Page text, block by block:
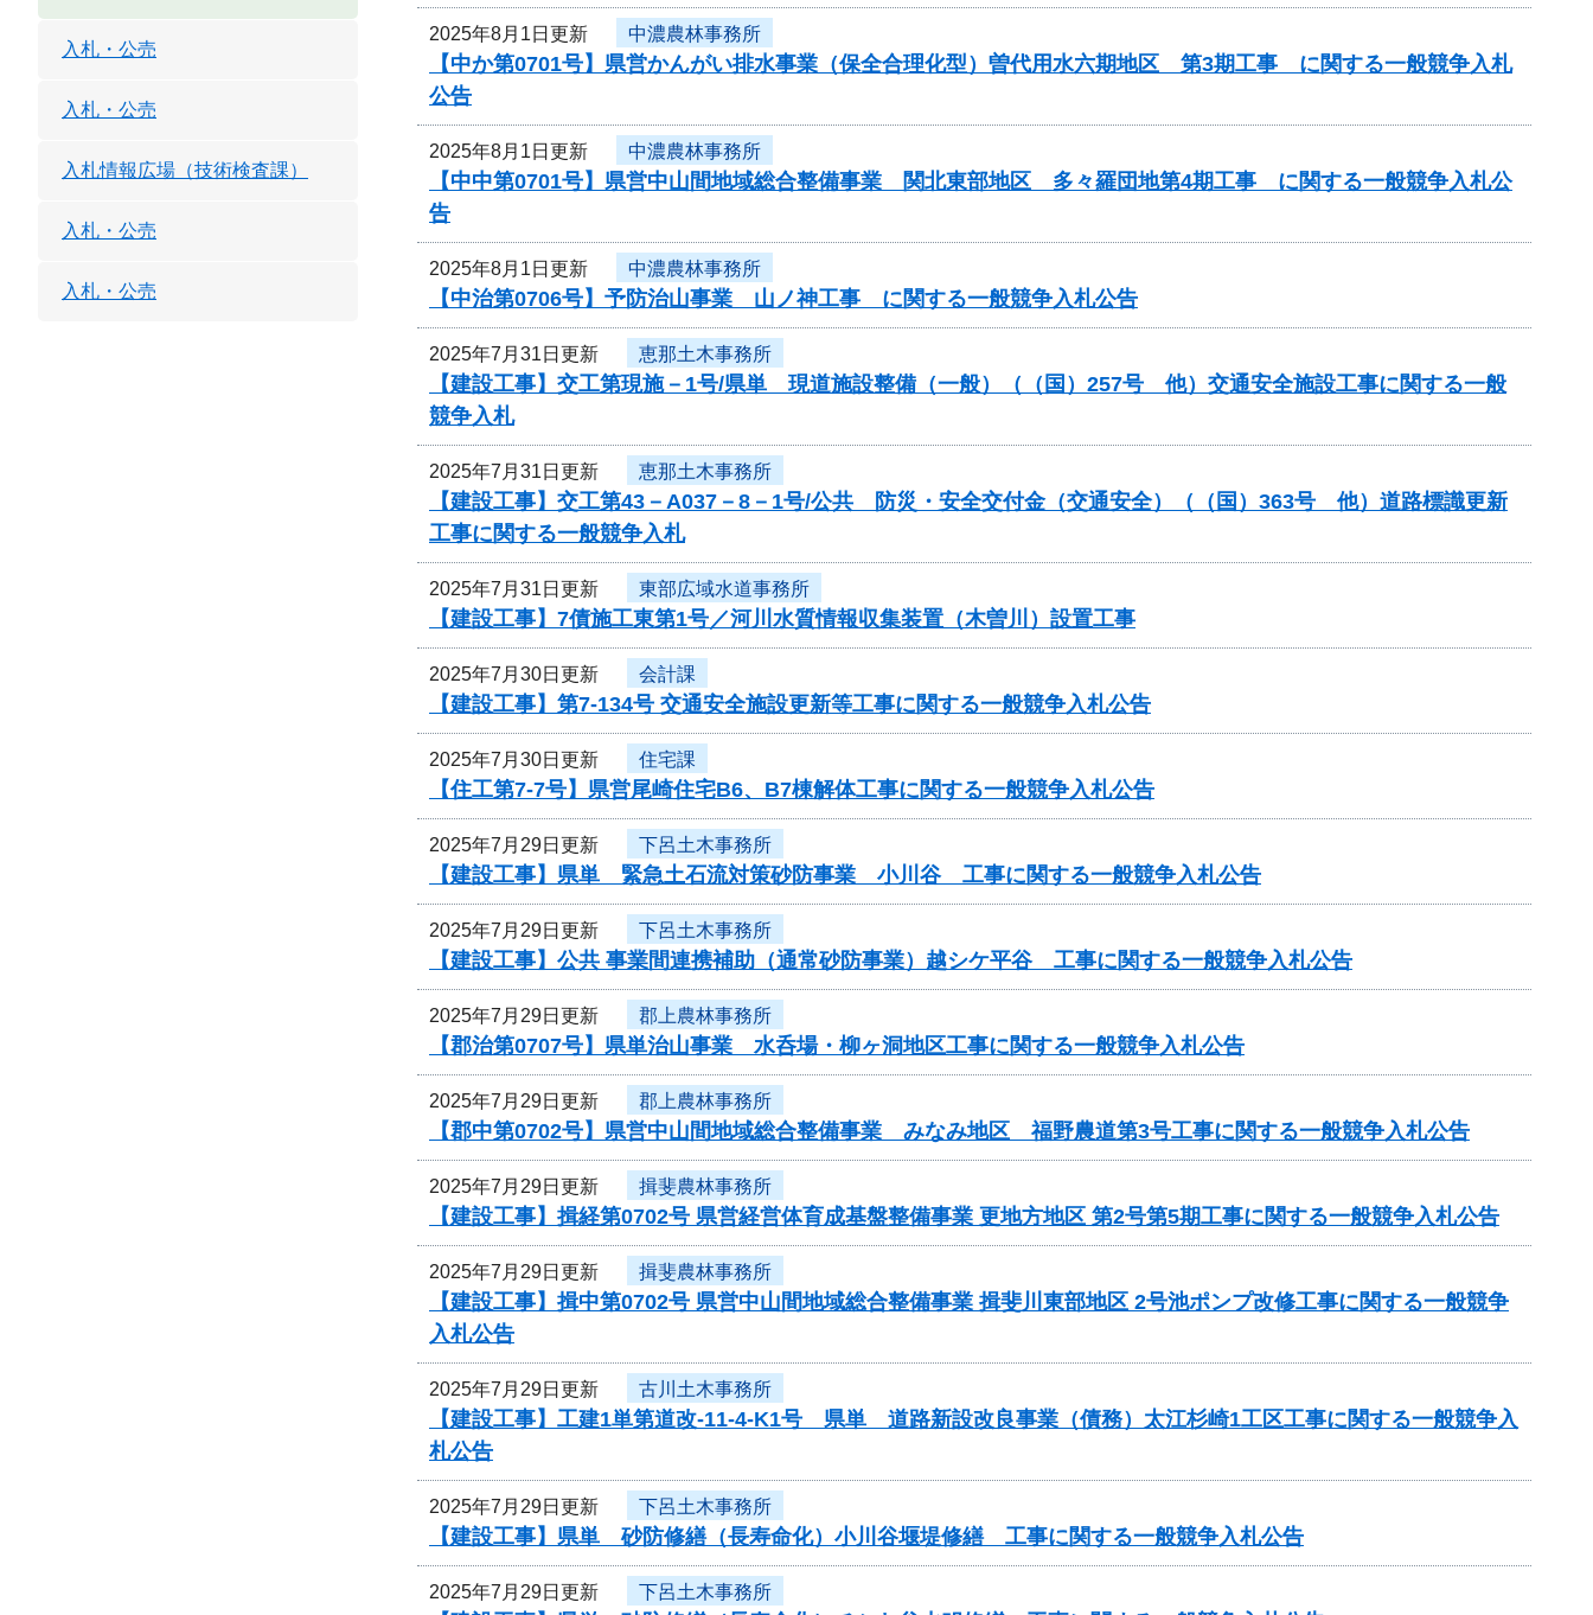
2025年8月1日更新 中濃農林事務所
【中か第0701号】県営かんがい排水事業（保全合理化型）曽代用水六期地区 第3期工事 に関する一般競争入札
公告
2025年8月1日更新 中濃農林事務所
【中中第0701号】県営中山間地域総合整備事業 関北東部地区 多々羅団地第4期工事 に関する一般競争入札公
告
2025年8月1日更新 中濃農林事務所
【中治第0706号】予防治山事業 山ノ神工事 に関する一般競争入札公告
2025年7月31日更新 恵那土木事務所
【建設工事】交工第現施－1号/県単 現道施設整備（一般）（（国）257号 他）交通安全施設工事に関する一般
競争入札
2025年7月31日更新 恵那土木事務所
【建設工事】交工第43－A037－8－1号/公共 防災・安全交付金（交通安全）（（国）363号 他）道路標識更新
工事に関する一般競争入札
2025年7月31日更新 東部広域水道事務所
【建設工事】7債施工東第1号／河川水質情報収集装置（木曽川）設置工事
2025年7月30日更新 会計課
【建設工事】第7-134号 交通安全施設更新等工事に関する一般競争入札公告
2025年7月30日更新 住宅課
【住工第7-7号】県営尾崎住宅B6、B7棟解体工事に関する一般競争入札公告
2025年7月29日更新 下呂土木事務所
【建設工事】県単 緊急土石流対策砂防事業 小川谷 工事に関する一般競争入札公告
2025年7月29日更新 下呂土木事務所
【建設工事】公共 事業間連携補助（通常砂防事業）越シケ平谷 工事に関する一般競争入札公告
2025年7月29日更新 郡上農林事務所
【郡治第0707号】県単治山事業 水呑場・柳ヶ洞地区工事に関する一般競争入札公告
2025年7月29日更新 郡上農林事務所
【郡中第0702号】県営中山間地域総合整備事業 みなみ地区 福野農道第3号工事に関する一般競争入札公告
2025年7月29日更新 揖斐農林事務所
【建設工事】揖経第0702号 県営経営体育成基盤整備事業 更地方地区 第2号第5期工事に関する一般競争入札公告
2025年7月29日更新 揖斐農林事務所
【建設工事】揖中第0702号 県営中山間地域総合整備事業 揖斐川東部地区 2号池ポンプ改修工事に関する一般競争
入札公告
2025年7月29日更新 古川土木事務所
【建設工事】工建1単第道改-11-4-K1号 県単 道路新設改良事業（債務）太江杉崎1工区工事に関する一般競争入
札公告
2025年7月29日更新 下呂土木事務所
【建設工事】県単 砂防修繕（長寿命化）小川谷堰堤修繕 工事に関する一般競争入札公告
2025年7月29日更新 下呂土木事務所
入札・公売
入札・公売
入札情報広場（技術検査課）
入札・公売
入札・公売